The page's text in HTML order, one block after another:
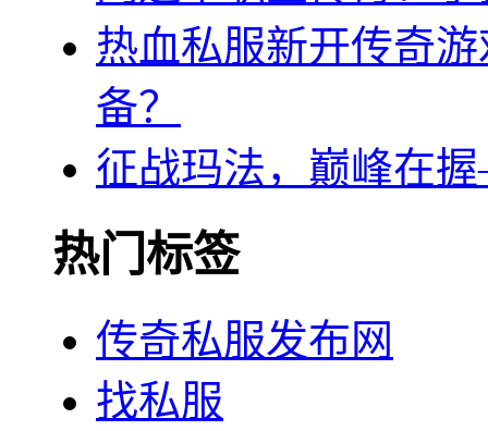
热血私服新开传奇
备？
征战玛法，巅峰在
热门标签
传奇私服发布网
找私服